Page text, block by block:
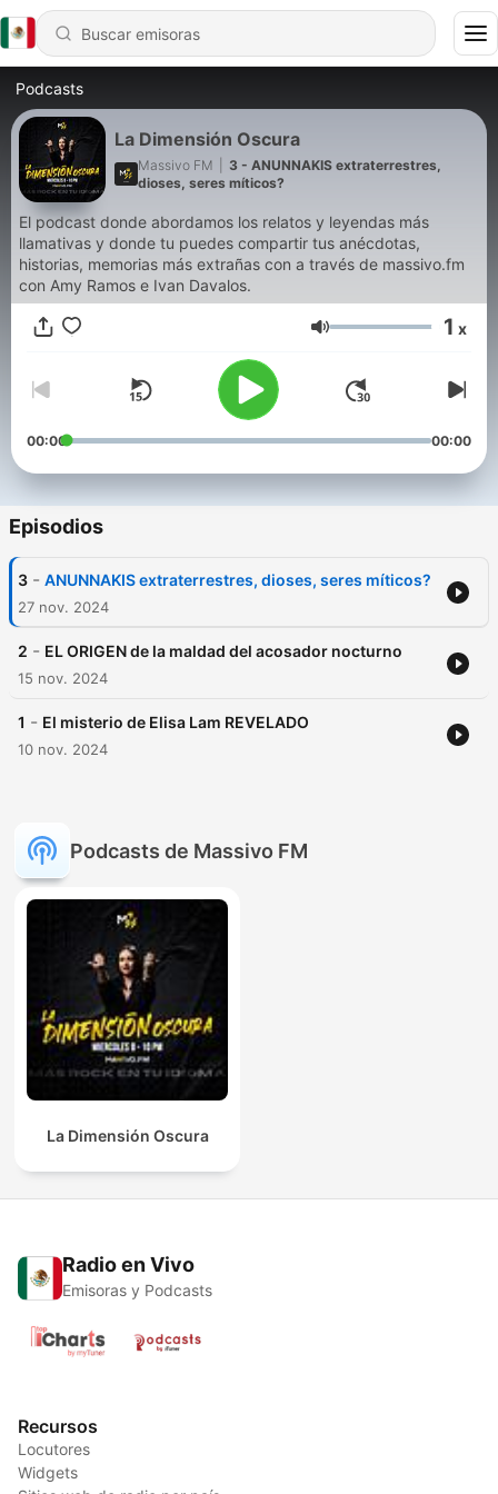
Podcasts
La Dimensión Oscura
Massivo FM
3 - ANUNNAKIS extraterrestres,
dioses, seres míticos?
El podcast donde abordamos los relatos y leyendas más
llamativas y donde tu puedes compartir tus anécdotas,
historias, memorias más extrañas con a través de massivo.fm
con Amy Ramos e Ivan Davalos.
Volumen 1 x
00:00 00:00
Episodios
3 - ANUNNAKIS extraterrestres, dioses, seres míticos?
27 nov. 2024
2 - EL ORIGEN de la maldad del acosador nocturno
15 nov. 2024
1 - El misterio de Elisa Lam REVELADO
10 nov. 2024
Podcasts de Massivo FM
La Dimensión Oscura
Radio en Vivo
Emisoras y Podcasts
Recursos
Locutores
Widgets